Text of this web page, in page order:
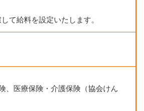
て給料を設定いたします。
、医療保険・介護保険（協会けん